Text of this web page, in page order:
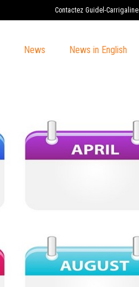
Contactez Guidel-Carrigaline
News News in English